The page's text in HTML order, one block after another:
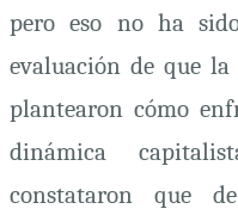
pero eso no ha
evaluación de que la
plantearon cómo
dinámica
constataron que